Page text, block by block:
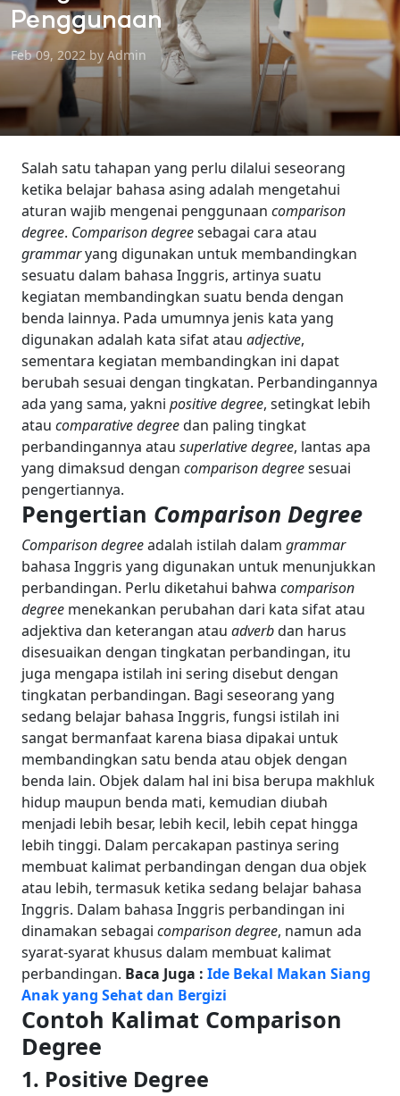
Penggunaan
Feb 09, 2022 by Admin
Salah satu tahapan yang perlu dilalui seseorang
ketika belajar bahasa asing adalah mengetahui
aturan wajib mengenai penggunaan comparison
degree. Comparison degreesebagai cara atau
grammaryang digunakan untuk membandingkan
sesuatu dalam bahasa Inggris, artinya suatu
kegiatan membandingkan suatu benda dengan
benda lainnya. Pada umumnya jenis kata yang
digunakan adalah kata sifat atau adjective,
sementara kegiatan membandingkan ini dapat
berubah sesuai dengan tingkatan. Perbandingannya
ada yang sama, yakni positive degree, setingkat lebih
atau comparative degreedan paling tingkat
perbandingannya atau superlative degree, lantas apa
yang dimaksud dengan comparison degreesesuai
pengertiannya.
Pengertian Comparison Degree
Comparison degreeadalah istilah dalam grammar
bahasa Inggris yang digunakan untuk menunjukkan
perbandingan. Perlu diketahui bahwa comparison
degree menekankan perubahan dari kata sifat atau
adjektiva dan keterangan atau adverbdan harus
disesuaikan dengan tingkatan perbandingan, itu
juga mengapa istilah ini sering disebut dengan
tingkatan perbandingan. Bagi seseorang yang
sedang belajar bahasa Inggris, fungsi istilah ini
sangat bermanfaat karena biasa dipakai untuk
membandingkan satu benda atau objek dengan
benda lain. Objek dalam hal ini bisa berupa makhluk
hidup maupun benda mati, kemudian diubah
menjadi lebih besar, lebih kecil, lebih cepat hingga
lebih tinggi. Dalam percakapan pastinya sering
membuat kalimat perbandingan dengan dua objek
atau lebih, termasuk ketika sedang belajar bahasa
Inggris. Dalam bahasa Inggris perbandingan ini
dinamakan sebagai comparison degree, namun ada
syarat-syarat khusus dalam membuat kalimat
perbandingan. Baca Juga : Ide Bekal Makan Siang
Anak yang Sehat dan Bergizi
Contoh Kalimat Comparison
Degree
1. Positive Degree